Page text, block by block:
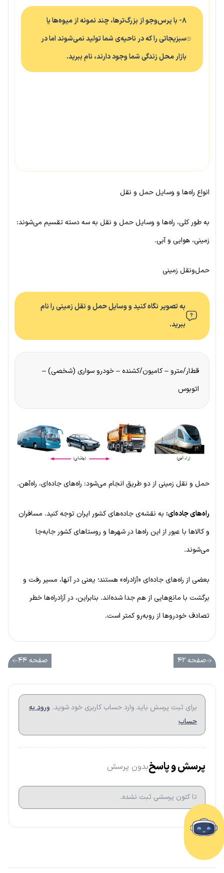
۸- با پرس‌وجو از بزرگ‌ترها، چند نمونه از میوه‌ها یا
سبزیجاتی را که در ناحیه‌ی شما تولید نمی‌شوند اما در
بازار محل زندگی شما وجود دارند، نام ببرید.
انواع راه‌ها و وسایل حمل و نقل
به طور کلی، راه‌ها و وسایل حمل و نقل به سه دسته تقسیم می‌شوند:
زمینی، هوایی و آبی.
حمل‌ونقل زمینی
به تصویر نگاه کنید و وسایل حمل و نقل زمینی را نام
ببرید.
قطار/مترو – کامیون/کشنده – خودرو سواری (شخصی) –
اتوبوس
حمل و نقل زمینی از دو طریق انجام می‌شود: راه‌های جاده‌ای، راه‌آهن.
راه‌های جاده‌ای: به نقشه‌ی جاده‌های کشور ایران توجه کنید. مسافران
و کالاها با عبور از این راه‌ها در شهرها و روستاهای کشور جابه‌جا
می‌شوند.
بعضی از راه‌های جاده‌ای «آزادراه» هستند؛ یعنی در آنها، مسیر رفت و
برگشت با مانع‌هایی از هم جدا شده‌اند. بنابراین، در آزادراه‌ها خطر
تصادف خودروها از روبه‌رو کمتر است.
صفحه ۴۲ صفحه ۴۴
برای ثبت پرسش باید وارد حساب کاربری خود شوید. ورود به
حساب
پرسش و پاسخبدون پرسش
تا کتون پرسشی ثبت نشده.